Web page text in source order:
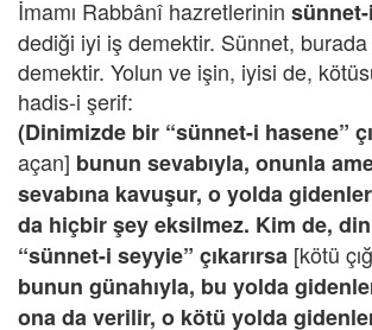
İmamı Rabbânî hazretlerinin
dediği iyi iş demektir. Sünnet,
demektir. Yolun ve işin, iyisi de,
hadis-i şerif:
(Dinimizde bir “sünnet-i hasene”
açan] bunun sevabıyla, onunla
sevabına kavuşur, o yolda
da hiçbir şey eksilmez. Kim de,
“sünnet-i seyyie” çıkarırsa [kötü
bunun günahıyla, bu yolda
ona da verilir, o kötü yolda